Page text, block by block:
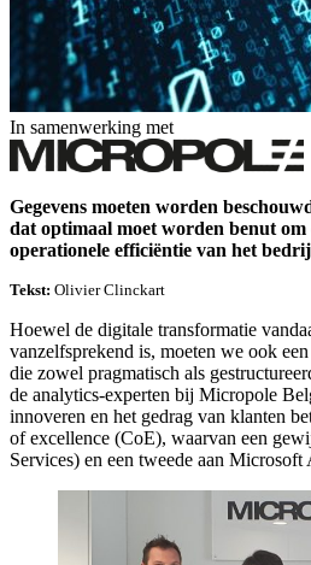
In samenwerking met
Gegevens moeten worden
dat optimaal moet worden benut om
operationele efficiëntie van het
Tekst: Olivier Clinckart
Hoewel de digitale transformatie
vanzelfsprekend is, moeten we ook
die zowel pragmatisch als
de analytics-experten bij Micropole
innoveren en het gedrag van klanten
of excellence (CoE), waarvan een
Services) en een tweede aan Microsoft